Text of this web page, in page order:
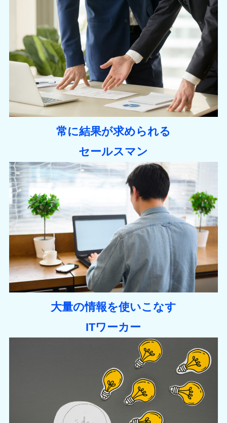
常に結果が求められる
セールスマン
大量の情報を使いこなす
ITワーカー